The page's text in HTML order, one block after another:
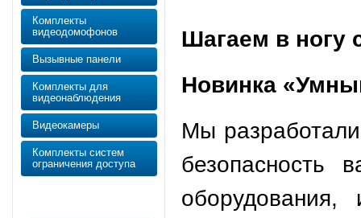
Шагаем в ногу
Новинка
Мы
безопасность
оборудования,
Комплекты
видеодомофонов
Вызывные панели
Комплекты для
видеонаблюдения
Видеокамеры
Комплекты систем
ограничения доступа